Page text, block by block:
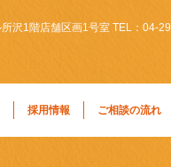
採用情報 ご相談の流れ
沢1階店舗区画1号室 TEL：04-